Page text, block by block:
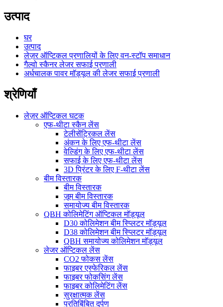
उत्पाद
घर
उत्पाद
लेज़र ऑप्टिकल प्रणालियों के लिए वन-स्टॉप समाधान
गैल्वो स्कैनर लेजर सफाई प्रणाली
अर्धचालक पावर मॉड्यूल की लेजर सफाई प्रणाली
श्रेणियाँ
लेज़र ऑप्टिकल घटक
एफ-थीटा स्कैन लेंस
टेलीसेंट्रिकल लेंस
अंकन के लिए एफ-थीटा लेंस
वेल्डिंग के लिए एफ-थीटा लेंस
सफाई के लिए एफ-थीटा लेंस
3D प्रिंटर के लिए F-थीटा लेंस
बीम विस्तारक
बीम विस्तारक
ज़ूम बीम विस्तारक
समायोज्य बीम विस्तारक
QBH कोलिमेटिंग ऑप्टिकल मॉड्यूल
D30 कोलिमेशन बीम स्प्लिटर मॉड्यूल
D38 कोलिमेशन बीम स्प्लिटर मॉड्यूल
QBH समायोज्य कोलिमेशन मॉड्यूल
लेजर ऑप्टिकल लेंस
CO2 फोकस लेंस
फाइबर एस्फेरिकल लेंस
फाइबर फोकसिंग लेंस
फाइबर कोलिमेटिंग लेंस
सुरक्षात्मक लेंस
प्रतिबिंबित दर्पण